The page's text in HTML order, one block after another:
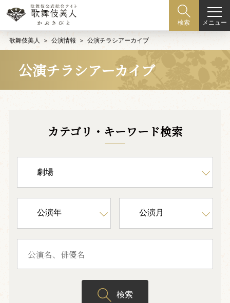
検索 メニュー
歌舞伎美人 公演情報 公演チラシアーカイブ
公演チラシアーカイブ
カテゴリ・キーワード検索
検索